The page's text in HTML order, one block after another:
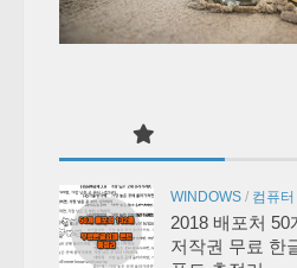
WINDOWS / 컴퓨
2018 배포처 50
저작권 무료 한